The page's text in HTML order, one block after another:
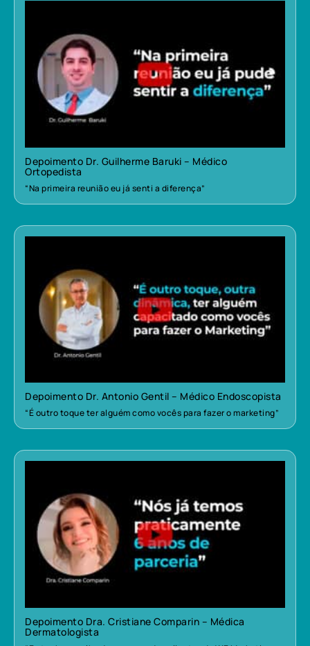
Depoimento Dr. Guilherme Baruki – Médico
Ortopedista
“Na primeira reunião eu já senti a diferença”
Depoimento Dr. Antonio Gentil – Médico Endoscopista
“É outro toque ter alguém como vocês para fazer o marketing”
Depoimento Dra. Cristiane Comparin – Médica
Dermatologista